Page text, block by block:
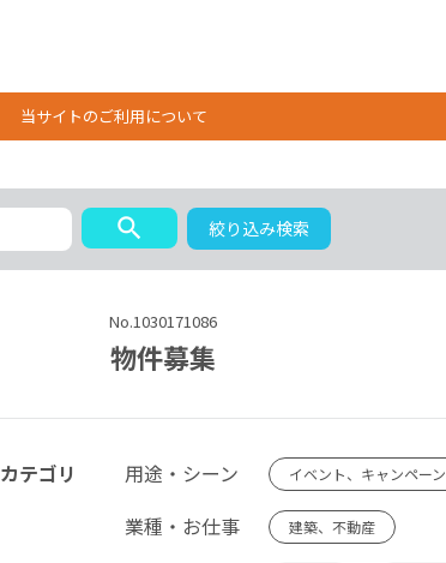
当サイトのご利用について
search 絞り込み検索
No.1030171086
物件募集
カテゴリ 用途・シーン イベント、キャンペーン
業種・お仕事 建築、不動産